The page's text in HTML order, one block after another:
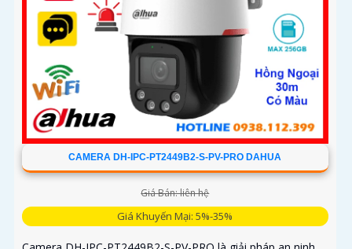
CAMERA DH-IPC-PT2449B2-S-PV-PRO DAHUA
Giá Bán: liên hệ
Giá Khuyến Mại: 5%-35%